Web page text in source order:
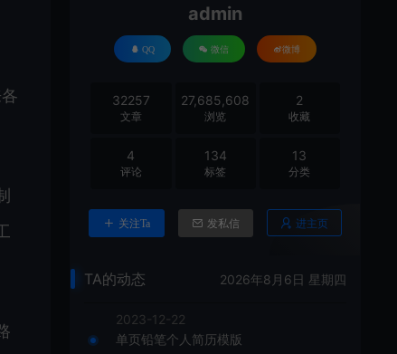
admin
QQ 微信 微博
32257
文章
27,685,608
浏览
2
收藏
4
评论
134
标签
13
分类
关注Ta 发私信 进主页
TA的动态 2026年8月6日 星期四
2023-12-22
单页铅笔个人简历模版